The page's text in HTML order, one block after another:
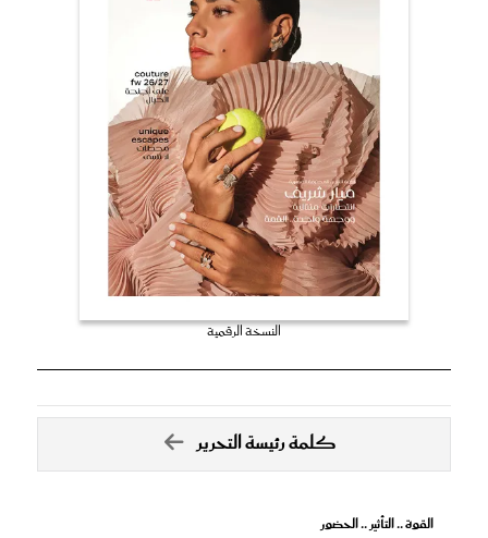
النسخة الرقمية
كلمة رئيسة التحرير
القوة .. التأثير .. الحضور